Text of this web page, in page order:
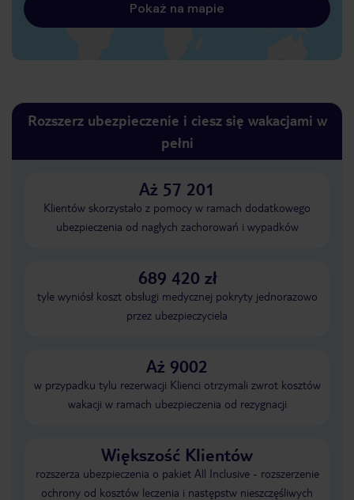
Pokaż na mapie
Rozszerz ubezpieczenie i ciesz się wakacjami w
pełni
Aż 57 201
Klientów skorzystało z pomocy w ramach dodatkowego
ubezpieczenia od nagłych zachorowań i wypadków
689 420 zł
tyle wyniósł koszt obsługi medycznej pokryty jednorazowo
przez ubezpieczyciela
Aż 9002
w przypadku tylu rezerwacji Klienci otrzymali zwrot kosztów
wakacji w ramach ubezpieczenia od rezygnacji
Większość Klientów
rozszerza ubezpieczenia o pakiet All Inclusive - rozszerzenie
ochrony od kosztów leczenia i następstw nieszczęśliwych